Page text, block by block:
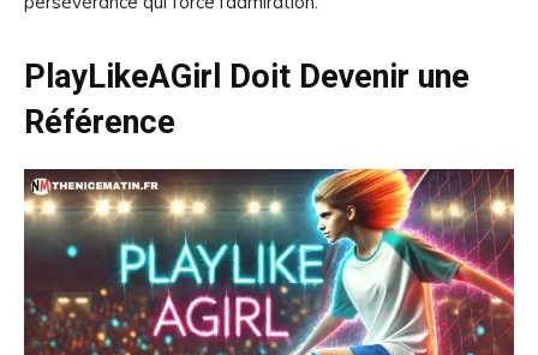
PlayLikeAGirl Doit Devenir une
Référence